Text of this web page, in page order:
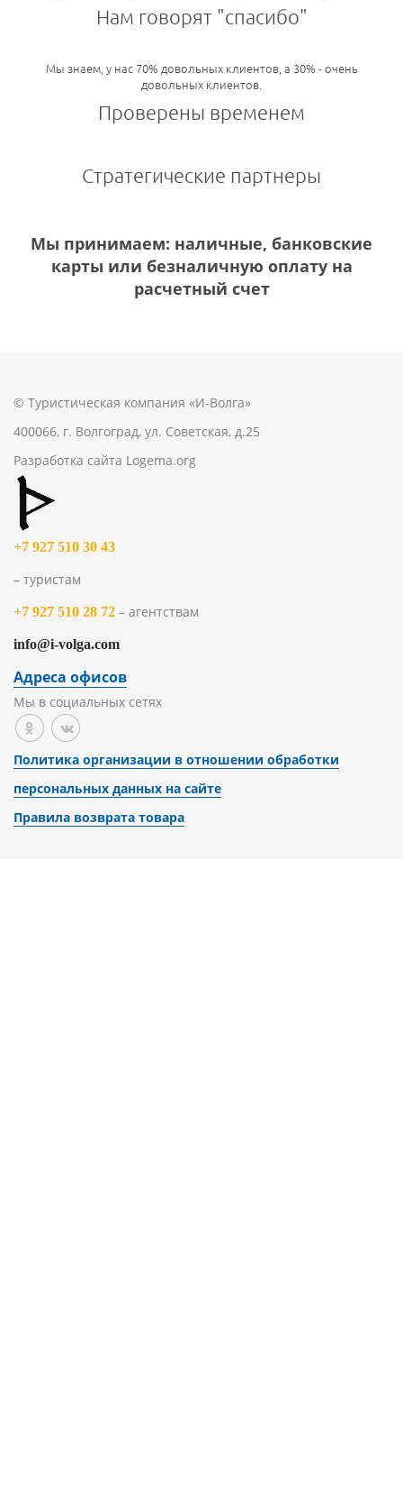
Нам говорят "спасибо"
Мы знаем, у нас 70% довольных клиентов, а 30% - очень
довольных клиентов.
Проверены временем
Стратегические партнеры
Мы принимаем: наличные, банковские
карты или безналичную оплату на
расчетный счет
© Туристическая компания «И-Волга»
400066, г. Волгоград, ул. Советская, д.25
Разработка сайта Logema.org
+7 927 510 30 43
– туристам
+7 927 510 28 72 – агентствам
info@i-volga.com
Адреса офисов
Мы в социальных сетях
Политика организации в отношении обработки
персональных данных на сайте
Правила возврата товара